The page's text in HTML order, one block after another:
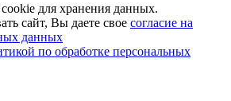
для хранения данных.
сайт, Вы даете свое согласие на
данных
по обработке персональных